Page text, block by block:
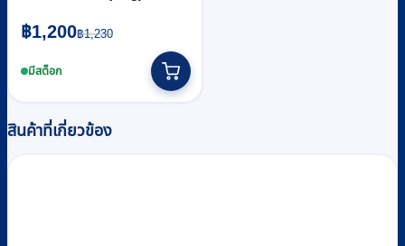
฿1,230
Original
price
was:
฿1,200
Current
price
is:มีสต็อก
สินค้าที่เกี่ยวข้อง